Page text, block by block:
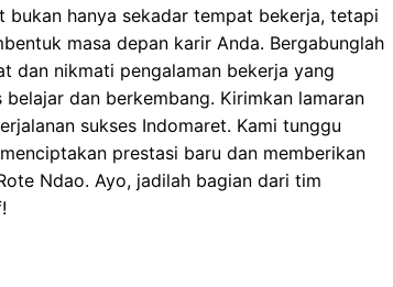
bukan hanya sekadar tempat bekerja, tetapi
masa depan karir Anda. Bergabunglah
dan nikmati pengalaman bekerja yang
dan berkembang. Kirimkan lamaran
sukses Indomaret. Kami tunggu
prestasi baru dan memberikan
Ndao. Ayo, jadilah bagian dari tim